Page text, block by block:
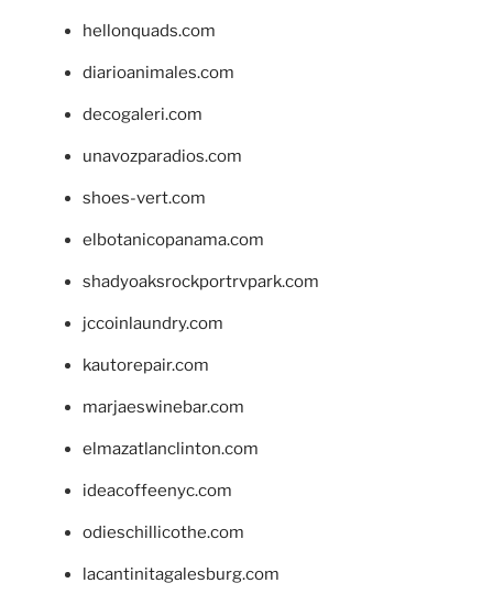
hellonquads.com
diarioanimales.com
decogaleri.com
unavozparadios.com
shoes-vert.com
elbotanicopanama.com
shadyoaksrockportrvpark.com
jccoinlaundry.com
kautorepair.com
marjaeswinebar.com
elmazatlanclinton.com
ideacoffeenyc.com
odieschillicothe.com
lacantinitagalesburg.com